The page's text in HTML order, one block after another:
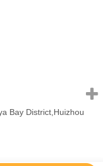
Bay District,Huizhou